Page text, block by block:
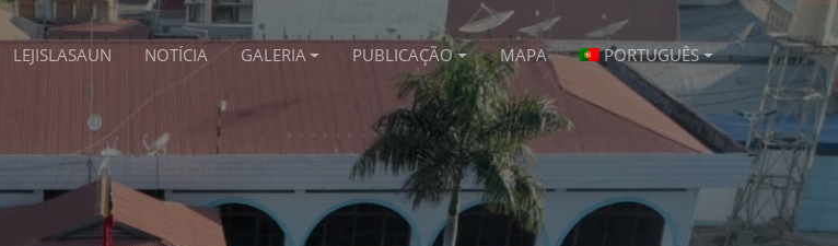
LEJISLASAUN NOTÍCIA GALERIA PUBLICAÇÃO MAPA PORTUGUÊS